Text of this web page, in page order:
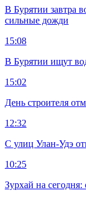
В Бурятии завтра
сильные дожди
15:08
В Бурятии ищут
15:02
День строителя
12:32
С улиц Улан-Удэ
10:25
Зурхай на